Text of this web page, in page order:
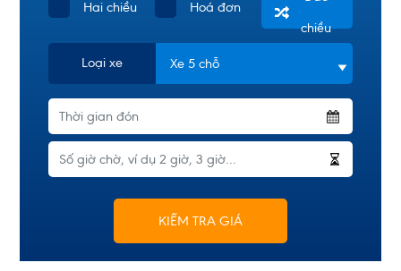
Hai chiều Hoá đơn
chiều
Loại xe
KIỂM TRA GIÁ